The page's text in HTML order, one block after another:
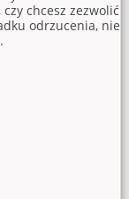
chcesz zezwolić
odrzucenia, nie